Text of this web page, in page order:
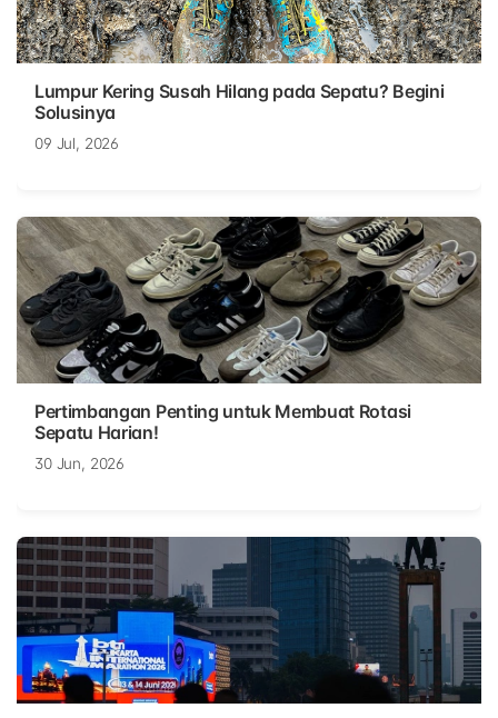
Lumpur Kering Susah Hilang pada Sepatu? Begini
Solusinya
09 Jul, 2026
Pertimbangan Penting untuk Membuat Rotasi
Sepatu Harian!
30 Jun, 2026